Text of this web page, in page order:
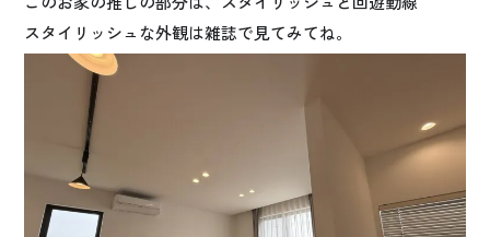
スタイリッシュな外観は雑誌で見てみてね。